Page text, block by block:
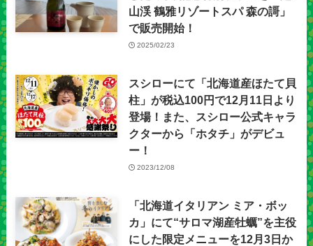
山渓 鶴雅リゾートスパ 森の謌」
で販売開始！
2025/02/23
スシローにて「北海道産ほたて貝
柱」が税込100円で12月11日より
登場！また、スシロー公式キャラ
クターから「ホタチ」がデビュ
ー！
2023/12/08
「北海道イタリアン ミア・ボッ
カ」にて“サロマ湖産牡蠣”を主役
にした限定メニューを12月3日か